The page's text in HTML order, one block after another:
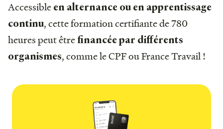
Accessible en alternance ou en apprentissage
continu, cette formation certifiante de 780
heures peut être financée par différents
organismes, comme le CPF ou France Travail !